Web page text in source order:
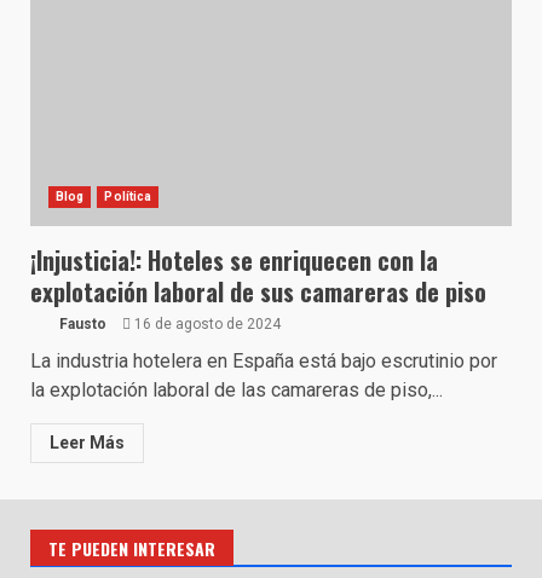
Blog Política
¡Injusticia!: Hoteles se enriquecen con la
explotación laboral de sus camareras de piso
Fausto 16 de agosto de 2024
La industria hotelera en España está bajo escrutinio por
la explotación laboral de las camareras de piso,...
Leer Más
TE PUEDEN INTERESAR